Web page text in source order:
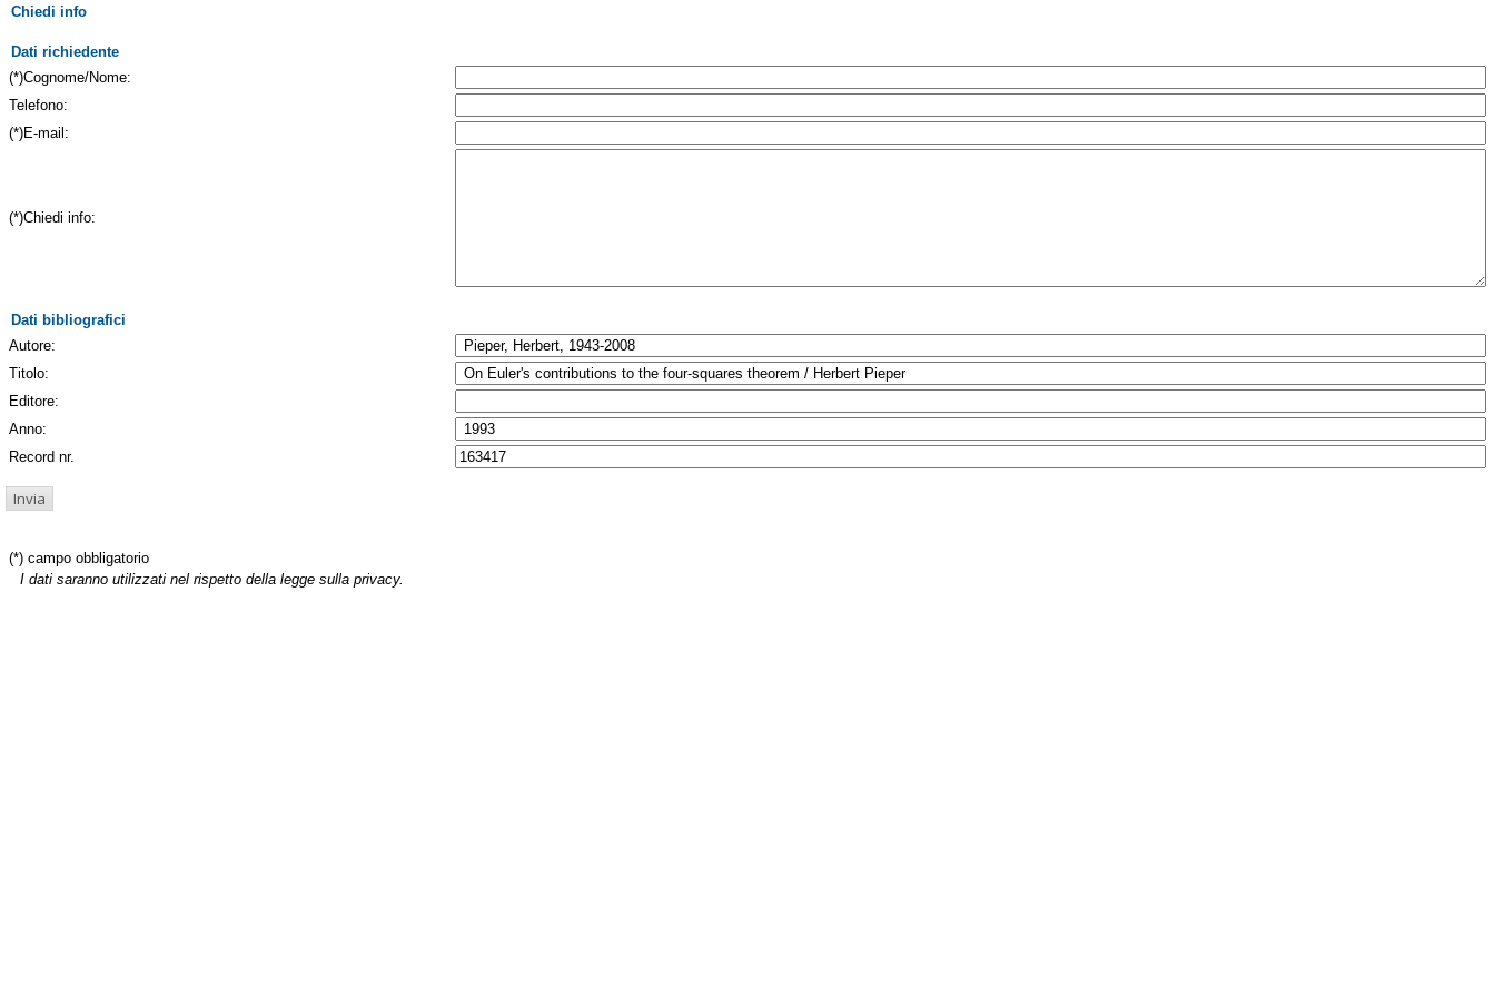
Chiedi info
Dati richiedente
(*)Cognome/Nome:
Telefono:
(*)E-mail:
(*)Chiedi info:
Dati bibliografici
Autore:
Titolo:
Editore:
Anno:
Record nr.
(*) campo obbligatorio
I dati saranno utilizzati nel rispetto della legge sulla privacy.